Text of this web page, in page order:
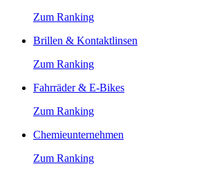
Zum Ranking
Brillen & Kontaktlinsen
Zum Ranking
Fahrräder & E-Bikes
Zum Ranking
Chemieunternehmen
Zum Ranking